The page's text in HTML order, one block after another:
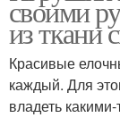
своими
из ткани
Красивые
каждый. Для
владеть